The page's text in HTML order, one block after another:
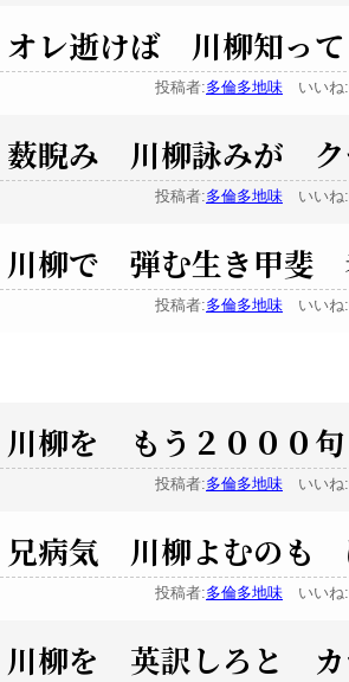
オレ逝けば 川柳知っ
投稿者:多倫多地味 いい
薮睨み 川柳詠みが ク
投稿者:多倫多地味 いい
川柳で 弾む生き甲斐
投稿者:多倫多地味 いい
川柳を もう２０００
投稿者:多倫多地味 いい
兄病気 川柳よむのも
投稿者:多倫多地味 いい
川柳を 英訳しろと カ